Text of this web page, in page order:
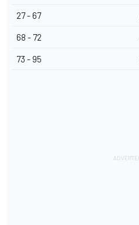
27 - 67
68 - 72
73 - 95